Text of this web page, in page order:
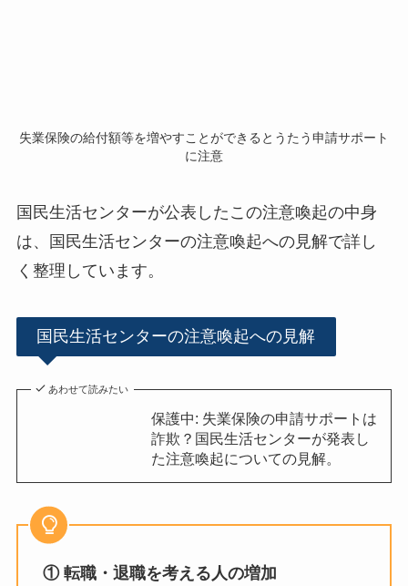
失業保険の給付額等を増やすことができるとうたう申請サポート
に注意
国民生活センターが公表したこの注意喚起の中身
は、国民生活センターの注意喚起への見解で詳し
く整理しています。
国民生活センターの注意喚起への見解
あわせて読みたい
保護中: 失業保険の申請サポートは
詐欺？国民生活センターが発表し
た注意喚起についての見解。
① 転職・退職を考える人の増加